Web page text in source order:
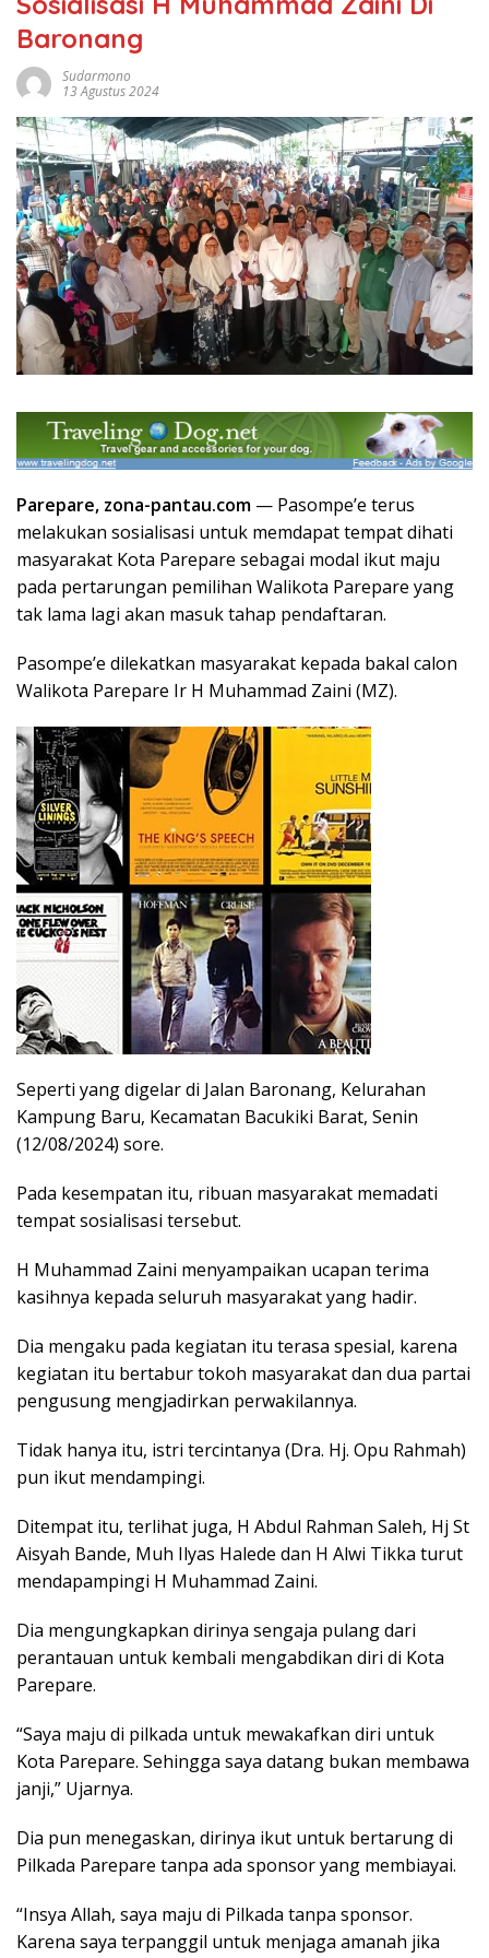
Baronang
Sudarmono
13 Agustus 2024
Parepare, zona-pantau.com — Pasompe’e terus
melakukan sosialisasi untuk memdapat tempat dihati
masyarakat Kota Parepare sebagai modal ikut maju
pada pertarungan pemilihan Walikota Parepare yang
tak lama lagi akan masuk tahap pendaftaran.
Pasompe’e dilekatkan masyarakat kepada bakal calon
Walikota Parepare Ir H Muhammad Zaini (MZ).
Seperti yang digelar di Jalan Baronang, Kelurahan
Kampung Baru, Kecamatan Bacukiki Barat, Senin
(12/08/2024) sore.
Pada kesempatan itu, ribuan masyarakat memadati
tempat sosialisasi tersebut.
H Muhammad Zaini menyampaikan ucapan terima
kasihnya kepada seluruh masyarakat yang hadir.
Dia mengaku pada kegiatan itu terasa spesial, karena
kegiatan itu bertabur tokoh masyarakat dan dua partai
pengusung mengjadirkan perwakilannya.
Tidak hanya itu, istri tercintanya (Dra. Hj. Opu Rahmah)
pun ikut mendampingi.
Ditempat itu, terlihat juga, H Abdul Rahman Saleh, Hj St
Aisyah Bande, Muh Ilyas Halede dan H Alwi Tikka turut
mendapampingi H Muhammad Zaini.
Dia mengungkapkan dirinya sengaja pulang dari
perantauan untuk kembali mengabdikan diri di Kota
Parepare.
“Saya maju di pilkada untuk mewakafkan diri untuk
Kota Parepare. Sehingga saya datang bukan membawa
janji,” Ujarnya.
Dia pun menegaskan, dirinya ikut untuk bertarung di
Pilkada Parepare tanpa ada sponsor yang membiayai.
“Insya Allah, saya maju di Pilkada tanpa sponsor.
Karena saya terpanggil untuk menjaga amanah jika